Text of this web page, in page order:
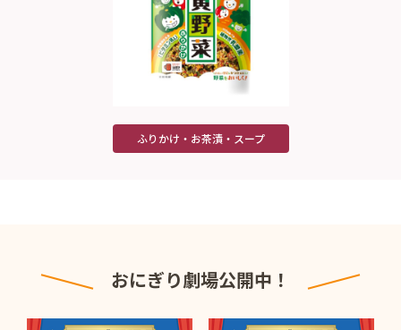
ふりかけ・お茶漬・スープ
おにぎり劇場公開中！